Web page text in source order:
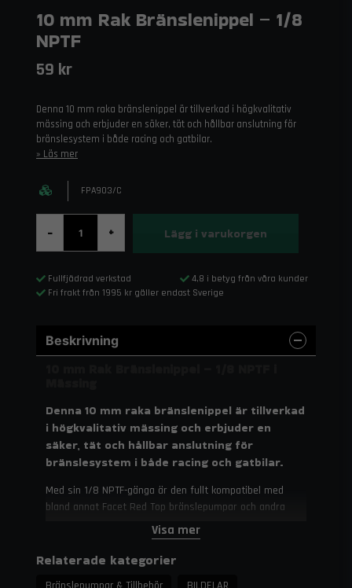
10 mm Rak Bränslenippel – 1/8
NPTF
59 kr
Denna 10 mm raka bränslenippel är tillverkad i högkvalitativ
mässing och erbjuder en säker, tät och hållbar anslutning för
bränslesystem i både racing och gatbilar.
Läs mer
FPA903/C
- + Lägg i varukorgen
Fullfjädrad verkstad
4,8 i betyg från våra kunder
Fri frakt från 1995 kr gäller endast Sverige
Beskrivning
Denna 10 mm raka bränslenippel är tillverkad
i högkvalitativ mässing och erbjuder en
säker, tät och hållbar anslutning för
bränslesystem i både racing och gatbilar.
Med sin 1/8 NPTF-gänga är den fullt kompatibel med
bland annat Facet Red Top bränslepumpar och andra
liknande system. Tack vare sin robusta
mässingskonstruktion är den motståndskraftig mot
korrosion och byggd för långvarig användning.
Specifikationer
Visa mer
Relaterade kategorier